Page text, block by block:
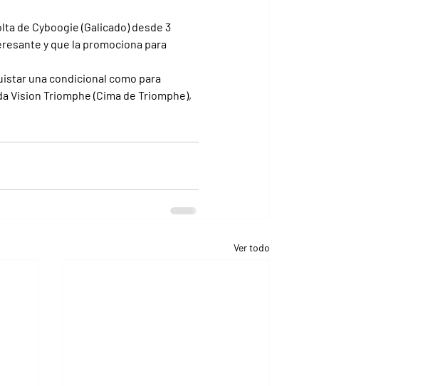
de Cyboogie (Galicado) desde 3
y que la promociona para
una condicional como para
Vision Triomphe (Cima de Triomphe),
Ver todo